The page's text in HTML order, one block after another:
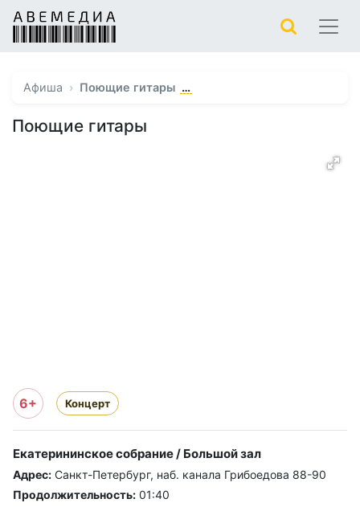
Афиша Поющие гитары …
Поющие гитары
6+ Концерт
Екатерининское собрание / Большой зал
Адрес: Санкт-Петербург, наб. канала Грибоедова 88-90
Продолжительность: 01:40